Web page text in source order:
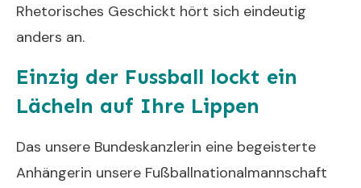
Rhetorisches Geschickt hört sich eindeutig
anders an.
Einzig der Fussball lockt ein
Lächeln auf Ihre Lippen
Das unsere Bundeskanzlerin eine begeisterte
Anhängerin unsere Fußballnationalmannschaft